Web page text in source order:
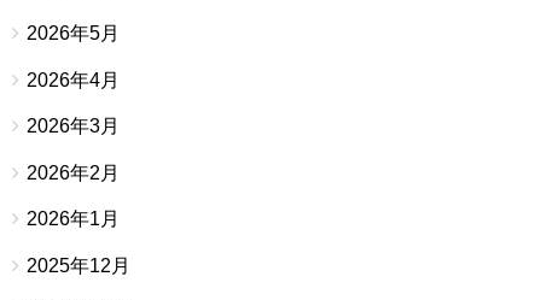
2026年5月
2026年4月
2026年3月
2026年2月
2026年1月
2025年12月